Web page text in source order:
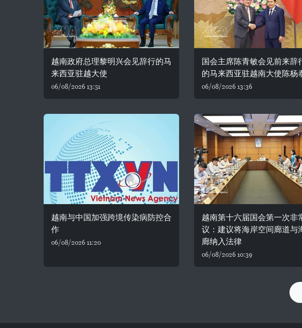
越南政府总理黎明兴会见辞行的马
来西亚驻越大使
06/08/2026 13:51
国会主席陈青敏会见前来辞
的马来西亚驻越南大使陈杨
06/08/2026 13:36
越南与中国加强跨境传染病防控合
作
06/08/2026 11:20
越南第十六届国会第一次非
议：建议将海岸空间廊道与
廊纳入法律
06/08/2026 10:39